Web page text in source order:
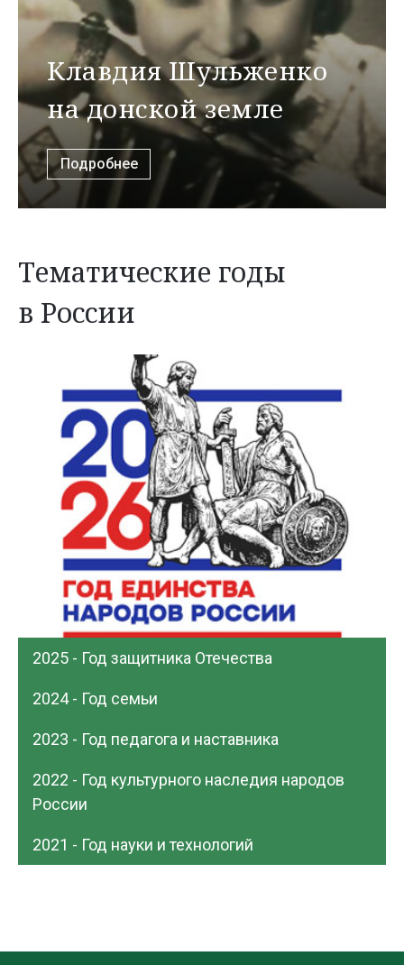
Клавдия Шульженко
на донской земле
Подробнее
Тематические годы
в России
2025 - Год защитника Отечества
2024 - Год семьи
2023 - Год педагога и наставника
2022 - Год культурного наследия народов
России
2021 - Год науки и технологий